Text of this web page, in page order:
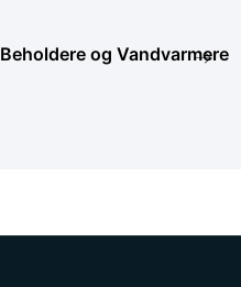
Beholdere og Vandvarmere